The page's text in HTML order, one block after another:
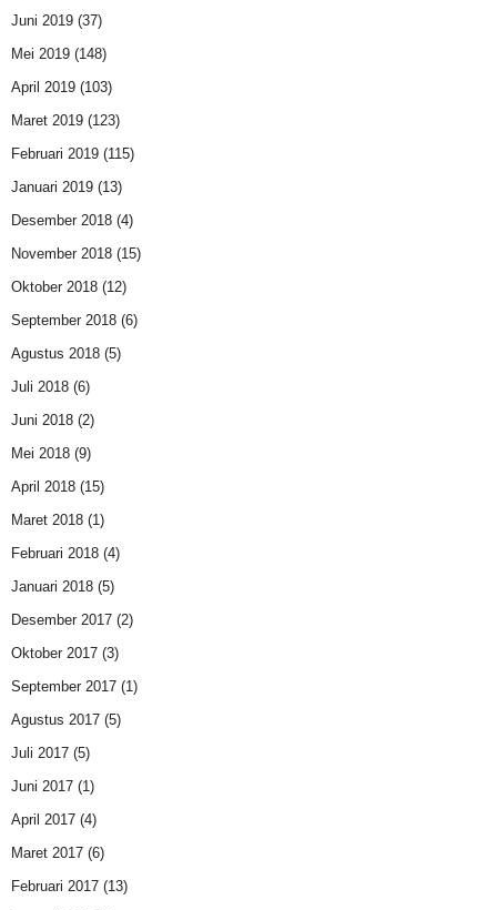
Juni 2019 (37)
Mei 2019 (148)
April 2019 (103)
Maret 2019 (123)
Februari 2019 (115)
Januari 2019 (13)
Desember 2018 (4)
November 2018 (15)
Oktober 2018 (12)
September 2018 (6)
Agustus 2018 (5)
Juli 2018 (6)
Juni 2018 (2)
Mei 2018 (9)
April 2018 (15)
Maret 2018 (1)
Februari 2018 (4)
Januari 2018 (5)
Desember 2017 (2)
Oktober 2017 (3)
September 2017 (1)
Agustus 2017 (5)
Juli 2017 (5)
Juni 2017 (1)
April 2017 (4)
Maret 2017 (6)
Februari 2017 (13)